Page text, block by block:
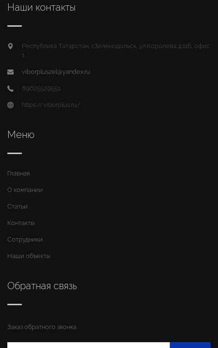
Наши контакты
Республика Татарстан, г.Зеленодольск, ул.Королева д.11Б, офис
1
viborpluszel@yandex.ru
89625529551
https://viborplus.ru/
Меню
Главная
О компании
Статьи
Контакты
Сотрудники
Наши объекты
Обратная связь
Заказ обратного звонка